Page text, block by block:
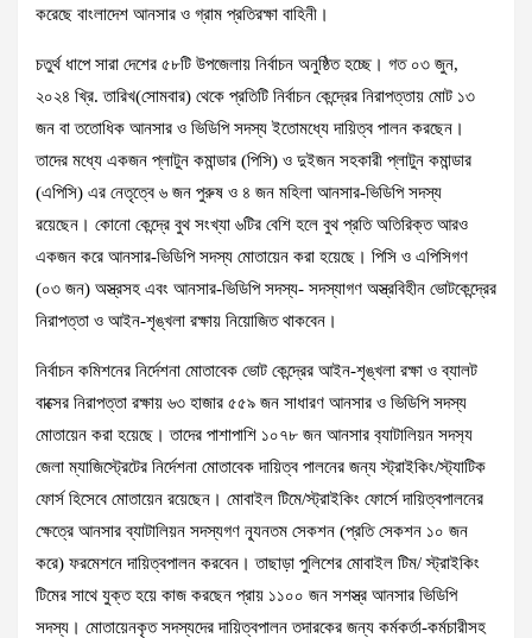
করেছে বাংলাদেশ আনসার ও গ্রাম প্রতিরক্ষা বাহিনী।
চতুর্থ ধাপে সারা দেশের ৫৮টি উপজেলায় নির্বাচন অনুষ্ঠিত হচ্ছে। গত ০৩ জুন,
২০২৪ খ্রি. তারিখ(সোমবার) থেকে প্রতিটি নির্বাচন কেন্দ্রের নিরাপত্তায় মোট ১৩
জন বা ততোধিক আনসার ও ভিডিপি সদস্য ইতোমধ্যে দায়িত্ব পালন করছেন।
তাদের মধ্যে একজন প্লাটুন কমান্ডার (পিসি) ও দুইজন সহকারী প্লাটুন কমান্ডার
(এপিসি) এর নেতৃত্বে ৬ জন পুরুষ ও ৪ জন মহিলা আনসার-ভিডিপি সদস্য
রয়েছেন। কোনো কেন্দ্রে বুথ সংখ্যা ৬টির বেশি হলে বুথ প্রতি অতিরিক্ত আরও
একজন করে আনসার-ভিডিপি সদস্য মোতায়েন করা হয়েছে। পিসি ও এপিসিগণ
(০৩ জন) অস্ত্রসহ এবং আনসার-ভিডিপি সদস্য- সদস্যাগণ অস্ত্রবিহীন ভোটকেন্দ্রের
নিরাপত্তা ও আইন-শৃঙ্খলা রক্ষায় নিয়োজিত থাকবেন।
নির্বাচন কমিশনের নির্দেশনা মোতাবেক ভোট কেন্দ্রের আইন-শৃঙ্খলা রক্ষা ও ব্যালট
বাক্সের নিরাপত্তা রক্ষায় ৬৩ হাজার ৫৫৯ জন সাধারণ আনসার ও ভিডিপি সদস্য
মোতায়েন করা হয়েছে। তাদের পাশাপাশি ১০৭৮ জন আনসার ব‌্যাটালিয়ন সদস‌্য
জেলা ম্যাজিস্ট্রেটের নির্দেশনা মোতাবেক দায়িত্ব পালনের জন্য স্ট্রাইকিং/স্ট্যাটিক
ফোর্স হিসেবে মোতায়েন রয়েছেন। মোবাইল টিমে/স্ট্রাইকিং ফোর্সে দায়িত্বপালনের
ক্ষেত্রে আনসার ব্যাটালিয়ন সদস্যগণ ন্যূনতম সেকশন (প্রতি সেকশন ১০ জন
করে) ফরমেশনে দায়িত্বপালন করবেন। তাছাড়া পুলিশের মোবাইল টিম/ স্ট্রাইকিং
টিমের সাথে যুক্ত হয়ে কাজ করছেন প্রায় ১১০০ জন সশস্ত্র আনসার ভিডিপি
সদস্য। মোতায়েনকৃত সদস্যদের দায়িত্বপালন তদারকের জন্য কর্মকর্তা-কর্মচারীসহ